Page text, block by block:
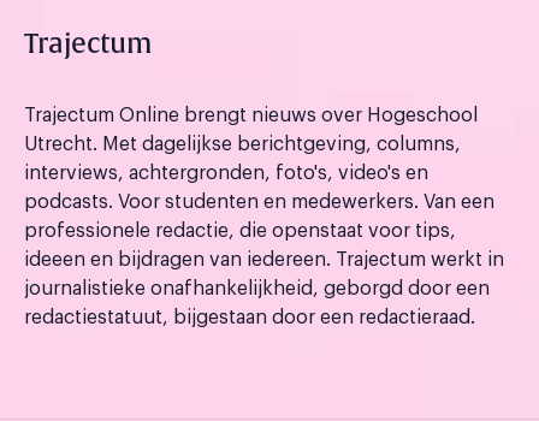
Trajectum
Trajectum Online brengt nieuws over Hogeschool
Utrecht. Met dagelijkse berichtgeving, columns,
interviews, achtergronden, foto's, video's en
podcasts. Voor studenten en medewerkers. Van een
professionele redactie, die openstaat voor tips,
ideeen en bijdragen van iedereen. Trajectum werkt in
journalistieke onafhankelijkheid, geborgd door een
redactiestatuut, bijgestaan door een redactieraad.